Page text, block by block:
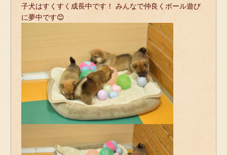
子犬はすくすく成長中です！ みんなで仲良くボール遊び
に夢中です😊